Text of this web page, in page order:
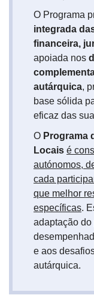
O Programa
integrada
financeira,
apoiada nos
autárquica,
base sólida
eficaz das
O Programa
Locais é
autónomos,
cada
que melhor
específicas.
adaptação do
e aos
autárquica.